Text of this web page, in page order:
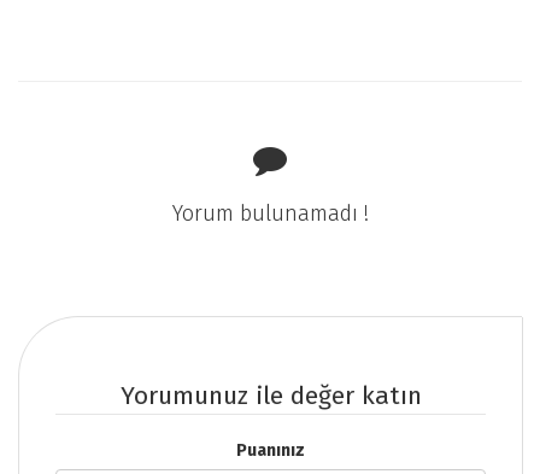
Yorum bulunamadı !
Yorumunuz ile değer katın
Puanınız